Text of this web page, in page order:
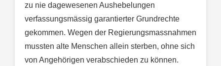
zu nie dagewesenen Aushebelungen
verfassungsmässig garantierter Grundrechte
gekommen. Wegen der Regierungsmassnahmen
mussten alte Menschen allein sterben, ohne sich
von Angehörigen verabschieden zu können.